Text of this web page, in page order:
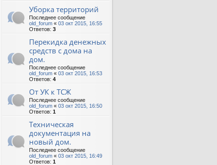
Уборка территорий
Последнее сообщение
old_forum « 03 окт 2015, 16:55
Ответов: 3
Перекидка денежных
средств с дома на
дом.
Последнее сообщение
old_forum « 03 окт 2015, 16:53
Ответов: 4
От УК к ТСЖ
Последнее сообщение
old_forum « 03 окт 2015, 16:50
Ответов: 1
Техническая
документация на
новый дом.
Последнее сообщение
old_forum « 03 окт 2015, 16:49
Ответов: 1